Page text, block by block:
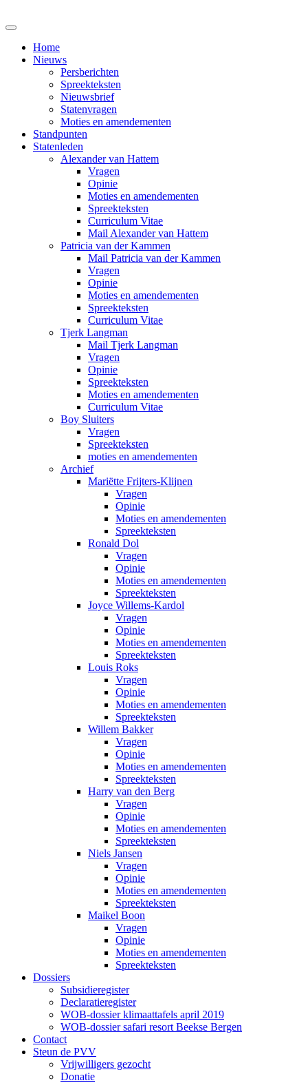
Home
Nieuws
Persberichten
Spreekteksten
Nieuwsbrief
Statenvragen
Moties en amendementen
Standpunten
Statenleden
Alexander van Hattem
Vragen
Opinie
Moties en amendementen
Spreekteksten
Curriculum Vitae
Mail Alexander van Hattem
Patricia van der Kammen
Mail Patricia van der Kammen
Vragen
Opinie
Moties en amendementen
Spreekteksten
Curriculum Vitae
Tjerk Langman
Mail Tjerk Langman
Vragen
Opinie
Spreekteksten
Moties en amendementen
Curriculum Vitae
Boy Sluiters
Vragen
Spreekteksten
moties en amendementen
Archief
Mariëtte Frijters-Klijnen
Vragen
Opinie
Moties en amendementen
Spreekteksten
Ronald Dol
Vragen
Opinie
Moties en amendementen
Spreekteksten
Joyce Willems-Kardol
Vragen
Opinie
Moties en amendementen
Spreekteksten
Louis Roks
Vragen
Opinie
Moties en amendementen
Spreekteksten
Willem Bakker
Vragen
Opinie
Moties en amendementen
Spreekteksten
Harry van den Berg
Vragen
Opinie
Moties en amendementen
Spreekteksten
Niels Jansen
Vragen
Opinie
Moties en amendementen
Spreekteksten
Maikel Boon
Vragen
Opinie
Moties en amendementen
Spreekteksten
Dossiers
Subsidieregister
Declaratieregister
WOB-dossier klimaattafels april 2019
WOB-dossier safari resort Beekse Bergen
Contact
Steun de PVV
Vrijwilligers gezocht
Donatie